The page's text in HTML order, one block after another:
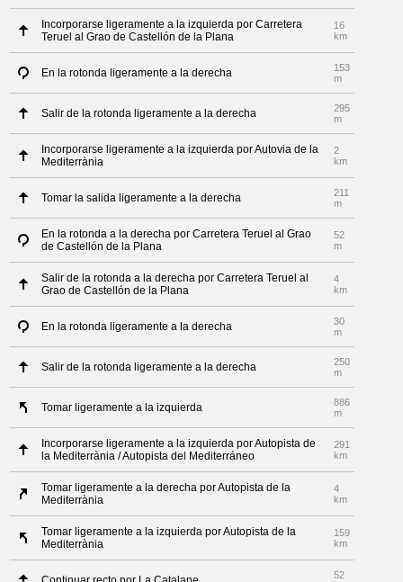
Incorporarse ligeramente a la izquierda por Carretera
Teruel al Grao de Castellón de la Plana
16
km
En la rotonda ligeramente a la derecha
153
m
Salir de la rotonda ligeramente a la derecha
295
m
Incorporarse ligeramente a la izquierda por Autovia de la
Mediterrània
2
km
Tomar la salida ligeramente a la derecha
211
m
En la rotonda a la derecha por Carretera Teruel al Grao
de Castellón de la Plana
52
m
Salir de la rotonda a la derecha por Carretera Teruel al
Grao de Castellón de la Plana
4
km
En la rotonda ligeramente a la derecha
30
m
Salir de la rotonda ligeramente a la derecha
250
m
Tomar ligeramente a la izquierda
886
m
Incorporarse ligeramente a la izquierda por Autopista de
la Mediterrània / Autopista del Mediterráneo
291
km
Tomar ligeramente a la derecha por Autopista de la
Mediterrània
4
km
Tomar ligeramente a la izquierda por Autopista de la
Mediterrània
159
km
52